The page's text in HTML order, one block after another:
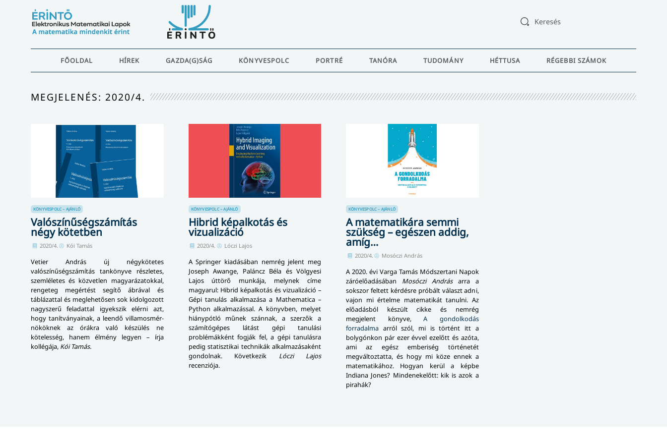
Keresés
FŐOLDAL HÍREK GAZDA(G)SÁG KÖNYVESPOLC PORTRÉ TANÓRA TUDOMÁNY HÉTTUSA RÉGEBBI SZÁMOK
MEGJELENÉS: 2020/4.
KÖNYVESPOLC – AJÁNLÓ
Valószínűségszámítás
négy kötetben
2020/4. Kói Tamás
Vetier András új négykötetes
valószínűségszámítás tankönyve részletes,
szemléletes és közvetlen magyarázatokkal,
rengeteg megértést segítő ábrával és
táblázattal és meglehetősen sok kidolgozott
nagyszerű feladattal igyekszik elérni azt,
hogy tanítványainak, a leendő villa­mos­mér­
nö­kök­nek az órákra való készülés ne
kötelesség, hanem élmény legyen – írja
kollégája, Kói Tamás.
KÖNYVESPOLC – AJÁNLÓ
Hibrid képalkotás és
vizualizáció
2020/4. Lóczi Lajos
A Springer kiadásában nemrég jelent meg
Joseph Awange, Paláncz Béla és Völgyesi
Lajos úttörő munkája, melynek címe
magyarul: Hibrid képalkotás és vizualizáció –
Gépi tanulás alkalmazása a Mathematica –
Python alkalmazással. A könyvben, melyet
hiánypótló műnek szánnak, a szerzők a
számítógépes látást gépi tanulási
problémákként fogják fel, a gépi tanulásra
pedig statisztikai technikák alkalmazásaként
gondolnak. Következik Lóczi Lajos
recenziója.
KÖNYVESPOLC – AJÁNLÓ
A matematikára semmi
szükség – egészen addig,
amíg…
2020/4. Mosóczi András
A 2020. évi Varga Tamás Módszertani Napok
záróelőadásában Mosóczi Andrásarra a
sokszor feltett kérdésre próbált választ adni,
vajon mi értelme matematikát tanulni. Az
előadásból készült cikke és nemrég
megjelent könyve, A gondolkodás
forradalma arról szól, mi is történt itt a
bolygónkon pár ezer évvel ezelőtt és azóta,
ami az egész emberiség történetét
megváltoztatta, és hogy mi köze ennek a
matematikához. Hogyan kerül a képbe
Indiana Jones? Mindenekelőtt: kik is azok a
pirahák?